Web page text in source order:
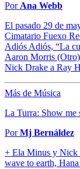
Por Ana Webb
El pasado 29 de
Cimatario Fuexo
Adiós Adiós, “La
Aaron Morris
Nick Drake a Ray
Más de Música
La Turra: Show
PorMj Bernáldez
+ Ela Minus y Nick
wave to earth,